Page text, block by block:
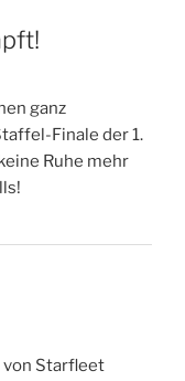
ganz
Finale der 1.
Ruhe mehr
von Starfleet